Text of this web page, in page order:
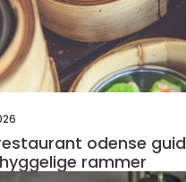
odense guide til buffet,
rammer